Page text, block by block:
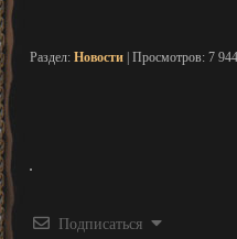
Раздел: Новости | Просмотров: 7 944
Подписаться